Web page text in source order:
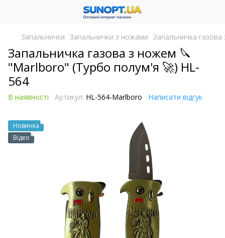
Запальнички Запальнички з ножами Запальничка
Запальничка газова з ножем 🔪
"Marlboro" (Турбо полум'я 🚀) HL-
564
В наявності Артикул: HL-564-Marlboro Написати відгук
Новинка
Відео